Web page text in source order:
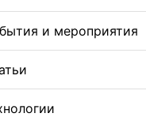
и мероприятия